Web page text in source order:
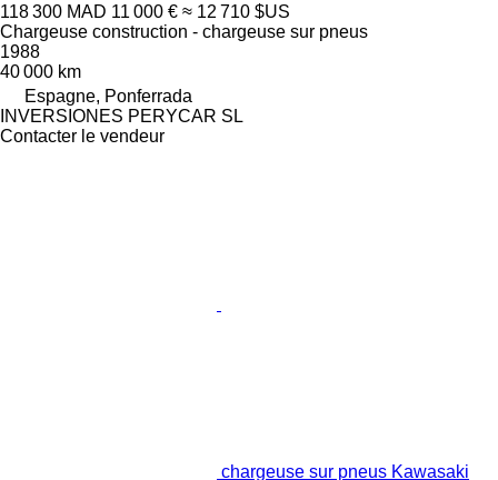
118 300 MAD 11 000 € ≈ 12 710 $US
Chargeuse construction - chargeuse sur pneus
1988
40 000 km
Espagne, Ponferrada
INVERSIONES PERYCAR SL
Contacter le vendeur
chargeuse sur pneus Kawasaki